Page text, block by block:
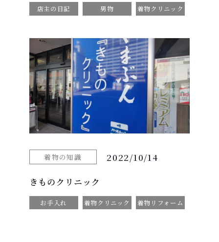
店主の日記 男物 着物クリニック
着物の知識 2022/10/14
きものクリニック
お手入れ 着物クリニック 着物リフォーム